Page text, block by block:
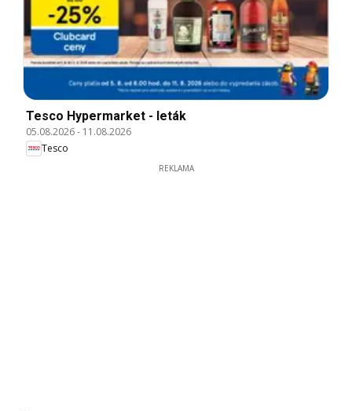
Tesco Hypermarket - leták
05.08.2026- 11.08.2026
Tesco
REKLAMA